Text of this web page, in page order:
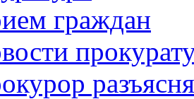
граждан